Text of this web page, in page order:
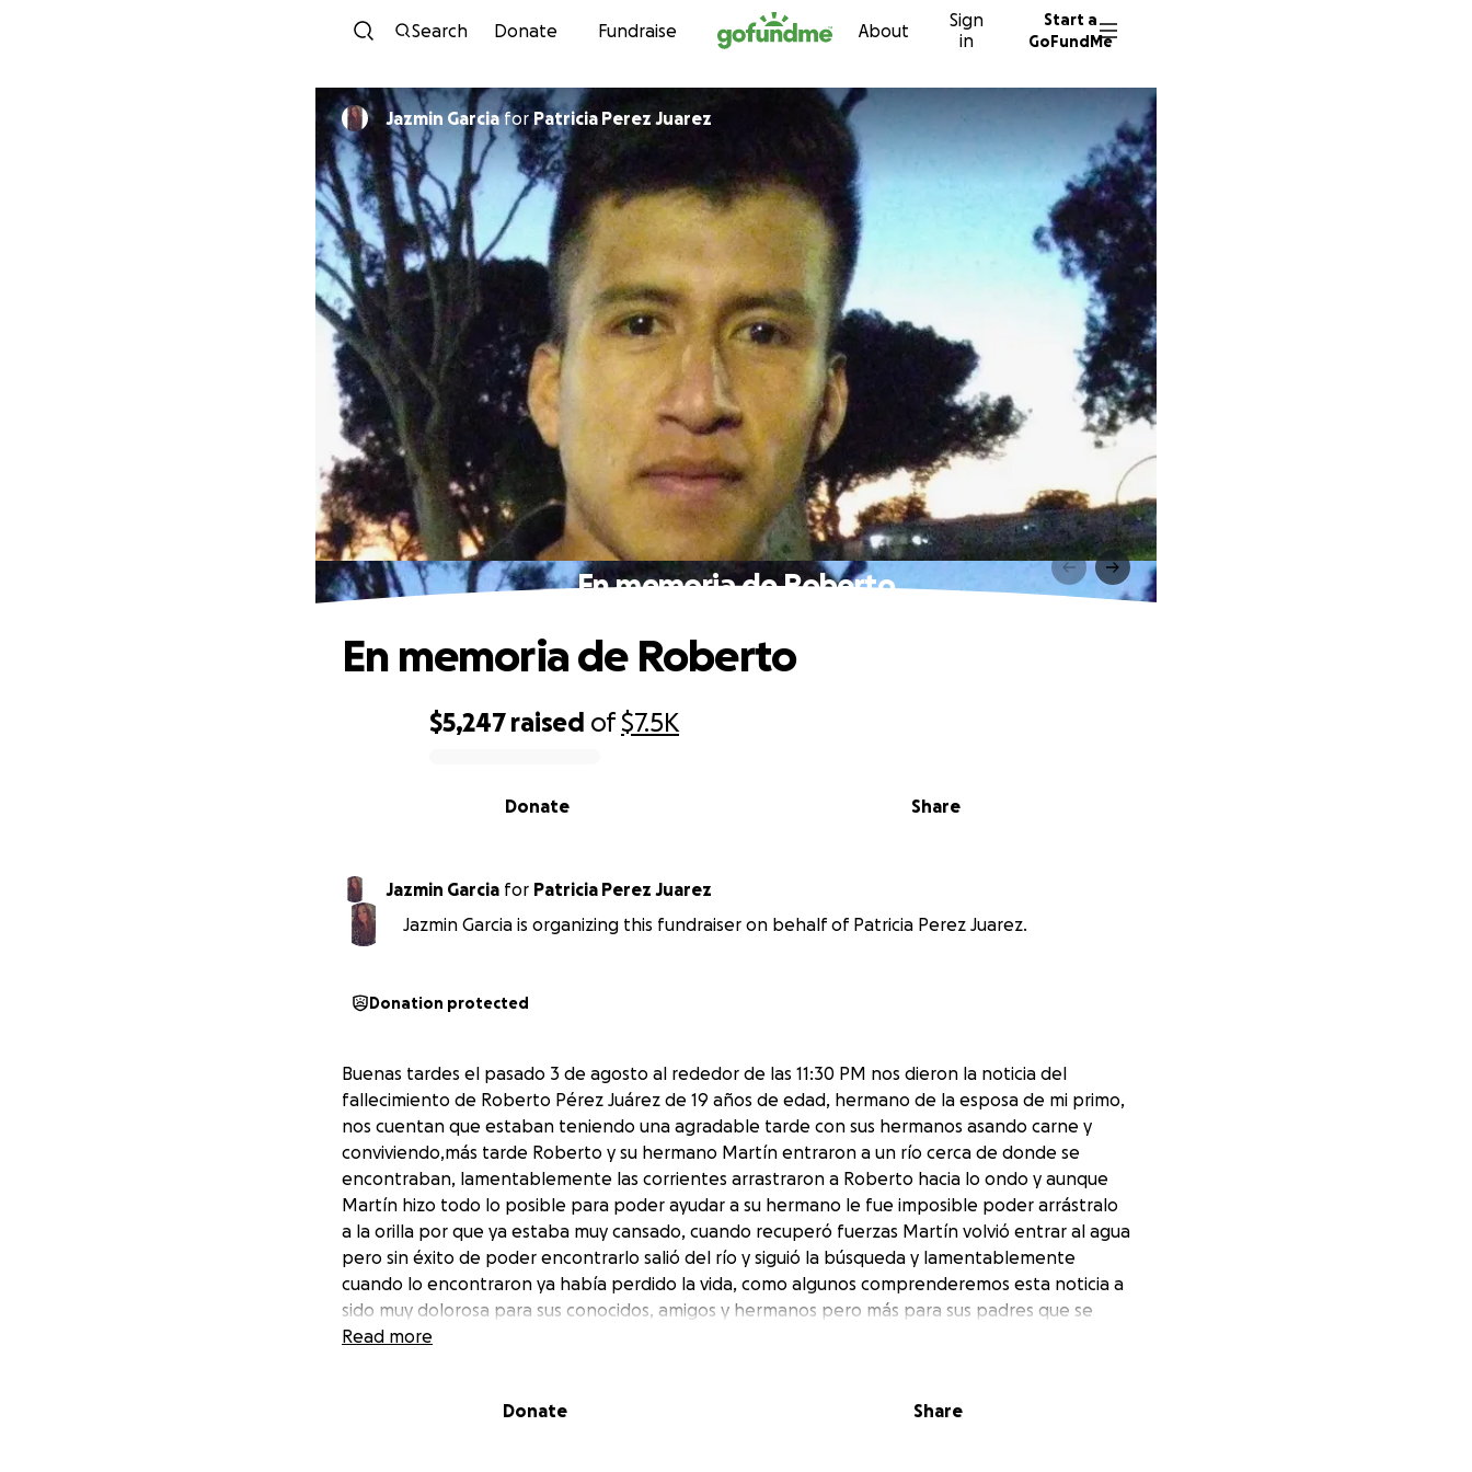
Skip to content
Search Donate Fundraise About
Sign
in
Start a
GoFundMe
Jazmin GarciaforPatricia Perez Juarez
En memoria de Roberto
$5,247 raised of$7.5K
Share
Donate
En memoria de Roberto
Jazmin Garcia for Patricia Perez Juarez
Jazmin Garcia is organizing this fundraiser on behalf of Patricia Perez Juarez.
Donation protected
Buenas tardes el pasado 3 de agosto al rededor de las 11:30 PM nos dieron la noticia del
fallecimiento de Roberto Pérez Juárez de 19 años de edad, hermano de la esposa de mi primo,
nos cuentan que estaban teniendo una agradable tarde con sus hermanos asando carne y
conviviendo,más tarde Roberto y su hermano Martín entraron a un río cerca de donde se
encontraban, lamentablemente las corrientes arrastraron a Roberto hacia lo ondo y aunque
Martín hizo todo lo posible para poder ayudar a su hermano le fue imposible poder arrástralo
a la orilla por que ya estaba muy cansado, cuando recuperó fuerzas Martín volvió entrar al agua
pero sin éxito de poder encontrarlo salió del río y siguió la búsqueda y lamentablemente
cuando lo encontraron ya había perdido la vida, como algunos comprenderemos esta noticia a
sido muy dolorosa para sus conocidos, amigos y hermanos pero más para sus padres que se
encuentran en Veracruz,México.
nos ayudarían mucho, donando económicamente, compartiendo y orando por la familia Pérez.
Read more
Donate Share